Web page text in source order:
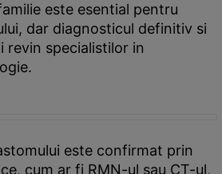
este esential pentru
dar diagnosticul definitiv si
revin specialistilor in
este confirmat prin
cum ar fi RMN-ul sau CT-ul,